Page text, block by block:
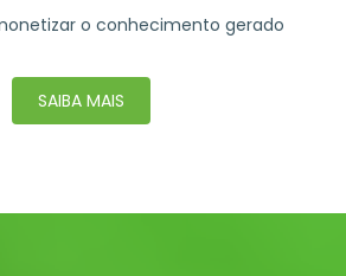
o conhecimento gerado
SAIBA MAIS